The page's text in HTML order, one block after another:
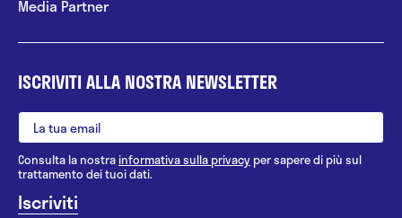
Media Partner
ISCRIVITI ALLA NOSTRA NEWSLETTER
Consulta la nostrainformativa sulla privacy per sapere di più sul
trattamento dei tuoi dati.